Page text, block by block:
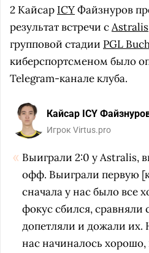
2 Кайсар ICYФайзнуров
результат встречи сAstralis
групповой стадии PGL
киберспортсменом было
Telegram-канале клуба.
Кайсар ICY
Игрок Virtus.pro
Выиграли 2:0 у Astralis,
офф. Выиграли первую
сначала у нас было все
фокус сбился, сравняли
допетляли и дожали их.
нас начиналось